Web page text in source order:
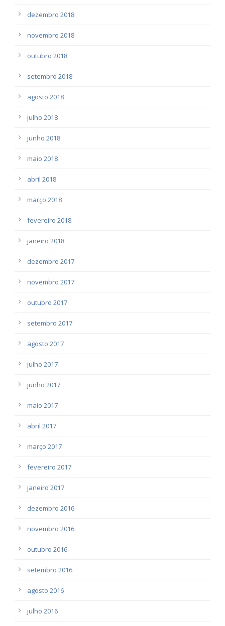
dezembro 2018
novembro 2018
outubro 2018
setembro 2018
agosto 2018
julho 2018
junho 2018
maio 2018
abril 2018
março 2018
fevereiro 2018
janeiro 2018
dezembro 2017
novembro 2017
outubro 2017
setembro 2017
agosto 2017
julho 2017
junho 2017
maio 2017
abril 2017
março 2017
fevereiro 2017
janeiro 2017
dezembro 2016
novembro 2016
outubro 2016
setembro 2016
agosto 2016
julho 2016